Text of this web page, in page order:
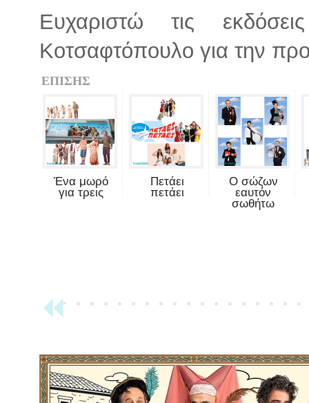
Ευχαριστώ τις
Κοτσαφτόπουλο για την
ΕΠΙΣΗΣ
Ένα μωρό
για τρεις
Πετάει
πετάει
Ο σώζων
εαυτόν
σωθήτω